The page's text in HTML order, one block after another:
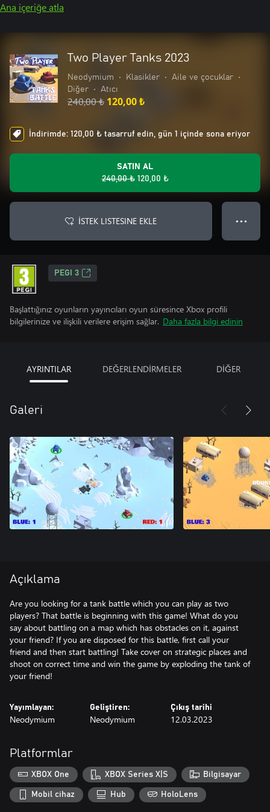
Ana içeriğe atla
Two Player Tanks 2023
Neodymium • Klasikler • Aile ve çocuklar
•
Diğer
• Atıcı
240,00 ₺ 120,00 ₺
İndirimde: 120,00 ₺ tasarruf edin, gün 1 içinde sona eriyor
SATIN AL
240,00 ₺ 120,00 ₺
İSTEK LISTESINE EKLE ● ● ●
PEGI 3
Başlattığınız oyunların yayıncıları oyun süresince Xbox profili
bilgilerinize ve ilişkili verilere erişim sağlar. Daha fazla bilgi edinin
AYRINTILAR DEĞERLENDİRMELER DİĞER
Galeri
Açıklama
Are you looking for a tank battle which you can play as two
players? That battle is beginning with this game! What do you
say about battling on a map which has obstacles on it, against
your friend? If you are disposed for this battle, first call your
friend and then start battling! Take cover on strategic places and
shoot on correct time and win the game by exploding the tank of
your friend!
Yayımlayan:
Neodymium
Geliştiren:
Neodymium
Çıkış tarihi
12.03.2023
Platformlar
XBOX One XBOX Series X|S Bilgisayar
Mobil cihaz Hub HoloLens